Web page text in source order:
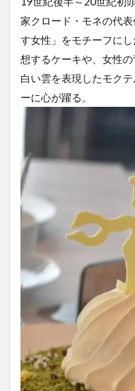
家クロード・モネの代
す女性」をモチーフに
想するケーキや、女性
白い雲を表現したモク
ーに心が躍る。